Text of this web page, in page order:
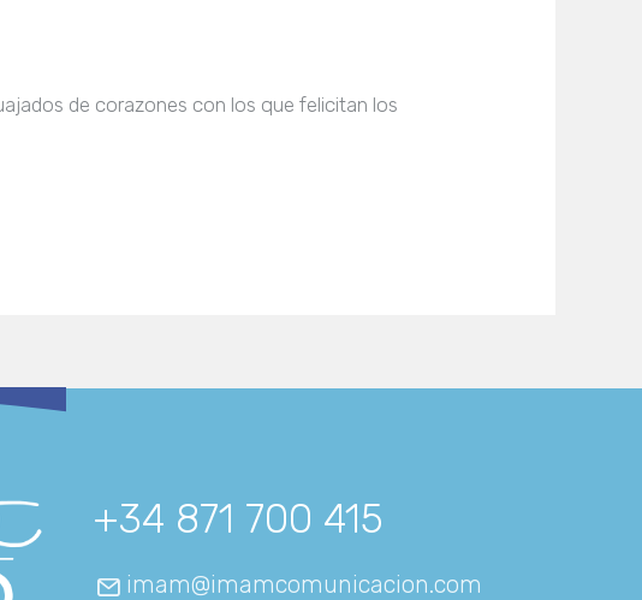
de corazones con los que felicitan los
+34 871 700 415
imam@imamcomunicacion.com